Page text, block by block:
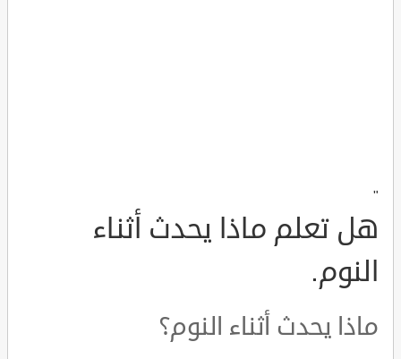
"
هل تعلم ماذا يحدث أثناء
النوم.
ماذا يحدث أثناء النوم؟